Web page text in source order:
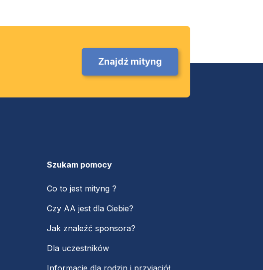
Znajdź mityng
Szukam pomocy
Co to jest mityng ?
Czy AA jest dla Ciebie?
Jak znaleźć sponsora?
Dla uczestników
Informacje dla rodzin i przyjaciół